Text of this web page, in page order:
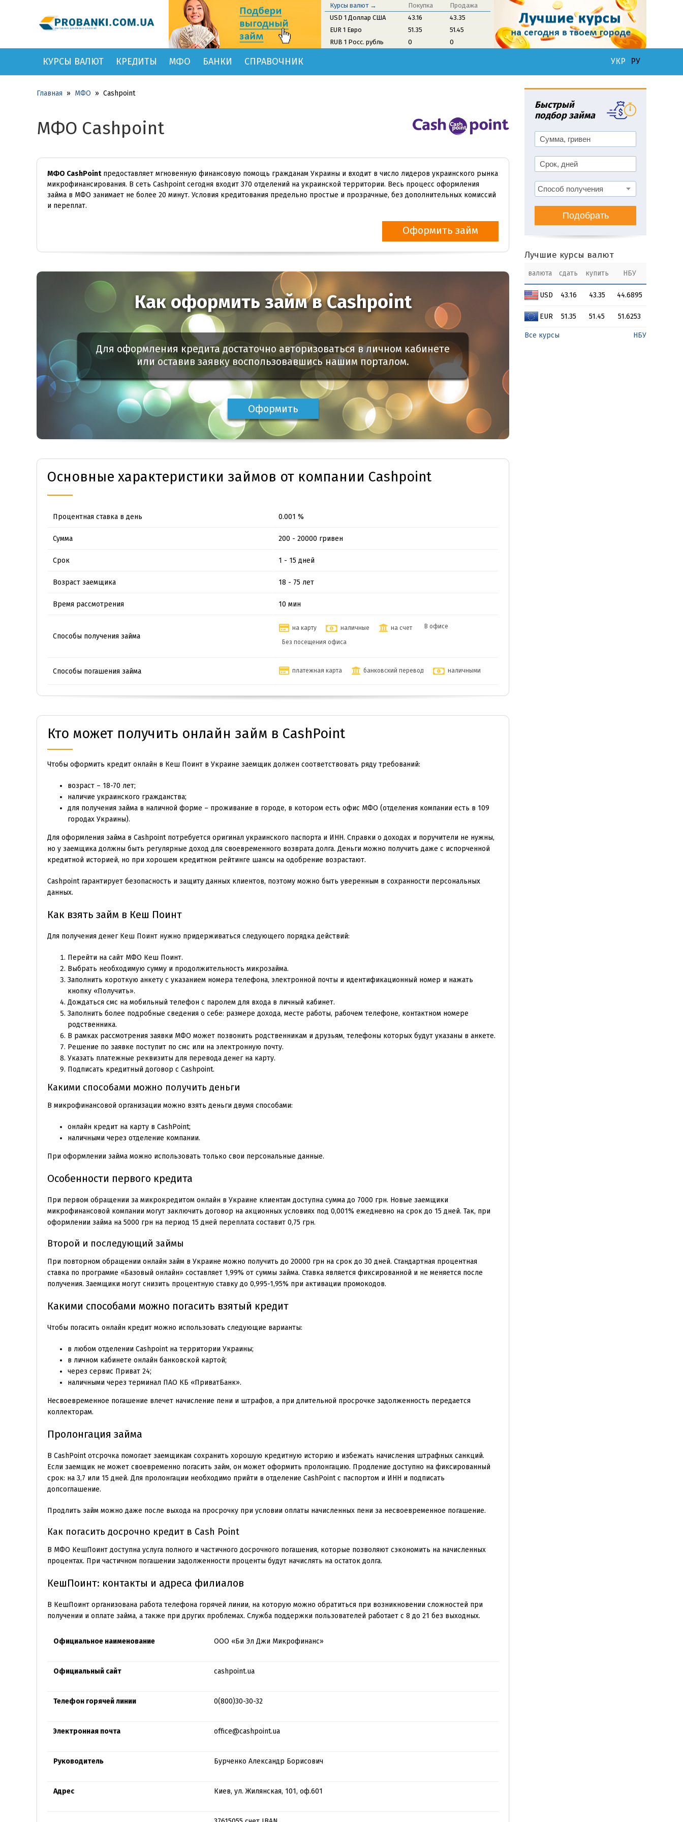
Курсы валют → Покупка
Продажа
USD 1 Доллар США
43.16
43.35
EUR 1 Евро
51.35
51.45
RUB 1 Росс. рубль
0 0
КУРСЫ ВАЛЮТ КРЕДИТЫ МФО БАНКИ СПРАВОЧНИК УКР РУ
Главная » МФО » Cashpoint
МФО Cashpoint
МФО CashPointпредоставляет мгновенную финансовую помощь гражданам Украины и входит в число лидеров украинского рынка
микрофинансирования. В сеть Cashpoint сегодня входит 370 отделений на украинской территории. Весь процесс оформления
займа в МФО занимает не более 20 минут. Условия кредитования предельно простые и прозрачные, без дополнительных комиссий
и переплат.
Оформить займ
Как оформить займ в Cashpoint
Для оформления кредита достаточно авторизоваться в личном кабинете
или оставив заявку воспользовавшись нашим порталом.
Оформить
Основные характеристики займов от компании Cashpoint
Процентная ставка в день 0.001 %
Сумма 200 - 20000 гривен
Срок 1 - 15 дней
Возраст заемщика 18 - 75 лет
Время рассмотрения 10 мин
Способы получения займа
на карту наличные на счет В офисе
Без посещения офиса
Способы погашения займа платежная карта банковский перевод наличными
Кто может получить онлайн займ в CashPoint
Чтобы оформить кредит онлайн в Кеш Поинт в Украине заемщик должен соответствовать ряду требований:
возраст – 18-70 лет;
наличие украинского гражданства;
для получения займа в наличной форме – проживание в городе, в котором есть офис МФО (отделения компании есть в 109
городах Украины).
Для оформления займа в Cashpoint потребуется оригинал украинского паспорта и ИНН. Справки о доходах и поручители не нужны,
но у заемщика должны быть регулярные доход для своевременного возврата долга. Деньги можно получить даже с испорченной
кредитной историей, но при хорошем кредитном рейтинге шансы на одобрение возрастают.
Cashpoint гарантирует безопасность и защиту данных клиентов, поэтому можно быть уверенным в сохранности персональных
данных.
Как взять займ в Кеш Поинт
Для получения денег Кеш Поинт нужно придерживаться следующего порядка действий:
Перейти на сайт МФО Кеш Поинт.
Выбрать необходимую сумму и продолжительность микрозайма.
Заполнить короткую анкету с указанием номера телефона, электронной почты и идентификационный номер и нажать
кнопку «Получить».
Дождаться смс на мобильный телефон с паролем для входа в личный кабинет.
Заполнить более подробные сведения о себе: размере дохода, месте работы, рабочем телефоне, контактном номере
родственника.
В рамках рассмотрения заявки МФО может позвонить родственникам и друзьям, телефоны которых будут указаны в анкете.
Решение по заявке поступит по смс или на электронную почту.
Указать платежные реквизиты для перевода денег на карту.
Подписать кредитный договор с Cashpoint.
Какими способами можно получить деньги
В микрофинансовой организации можно взять деньги двумя способами:
онлайн кредит на карту в CashPoint;
наличными через отделение компании.
При оформлении займа можно использовать только свои персональные данные.
Особенности первого кредита
При первом обращении за микрокредитом онлайн в Украине клиентам доступна сумма до 7000 грн. Новые заемщики
микрофинансовой компании могут заключить договор на акционных условиях под 0,001% ежедневно на срок до 15 дней. Так, при
оформлении займа на 5000 грн на период 15 дней переплата составит 0,75 грн.
Второй и последующий займы
При повторном обращении онлайн займ в Украине можно получить до 20000 грн на срок до 30 дней. Стандартная процентная
ставка по программе «Базовый онлайн» составляет 1,99% от суммы займа. Ставка является фиксированной и не меняется после
получения. Заемщики могут снизить процентную ставку до 0,995-1,95% при активации промокодов.
Какими способами можно погасить взятый кредит
Чтобы погасить онлайн кредит можно использовать следующие варианты:
в любом отделении Cashpoint на территории Украины;
в личном кабинете онлайн банковской картой;
через сервис Приват 24;
наличными через терминал ПАО КБ «ПриватБанк».
Несвоевременное погашение влечет начисление пени и штрафов, а при длительной просрочке задолженность передается
коллекторам.
Пролонгация займа
В CashPoint отсрочка помогает заемщикам сохранить хорошую кредитную историю и избежать начисления штрафных санкций.
Если заемщик не может своевременно погасить займ, он может оформить пролонгацию. Продление доступно на фиксированный
срок: на 3,7 или 15 дней. Для пролонгации необходимо прийти в отделение CashPoint с паспортом и ИНН и подписать
допсоглашение.
Продлить займ можно даже после выхода на просрочку при условии оплаты начисленных пени за несвоевременное погашение.
Как погасить досрочно кредит в Cash Point
В МФО КешПоинт доступна услуга полного и частичного досрочного погашения, которые позволяют сэкономить на начисленных
процентах. При частичном погашении задолженности проценты будут начислять на остаток долга.
КешПоинт: контакты и адреса филиалов
В КешПоинт организована работа телефона горячей линии, на которую можно обратиться при возникновении сложностей при
получении и оплате займа, а также при других проблемах. Служба поддержки пользователей работает с 8 до 21 без выходных.
Официальное наименование ООО «Би Эл Джи Микрофинанс»
Официальный сайт cashpoint.ua
Телефон горячей линии 0(800)30-30-32
Электронная почта office@cashpoint.ua
Руководитель Бурченко Александр Борисович
Адрес Киев, ул. Жилянская, 101, оф.601
Быстрый
подбор займа
Подобрать
Лучшие курсы валют
валюта сдать купить НБУ
USD 43.16 43.35 44.6895
EUR 51.35 51.45 51.6253
Все курсы НБУ